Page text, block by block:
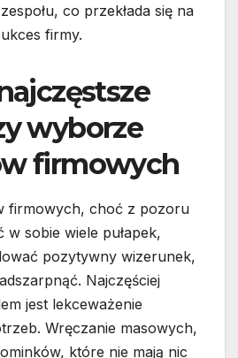
co przekłada się na
firmy.
wyborze
firmowych
firmowych, choć z pozoru
sobie wiele pułapek,
pozytywny wizerunek,
Najczęściej
jest lekceważenie
Wręczanie masowych,
które nie mają nic